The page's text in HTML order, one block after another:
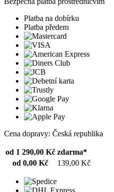
Platba na dobírku
Platba předem
Cena dopravy: Česká republika
od 1 290,00 Kč zdarma*
od 0,00 Kč
139,00 Kč